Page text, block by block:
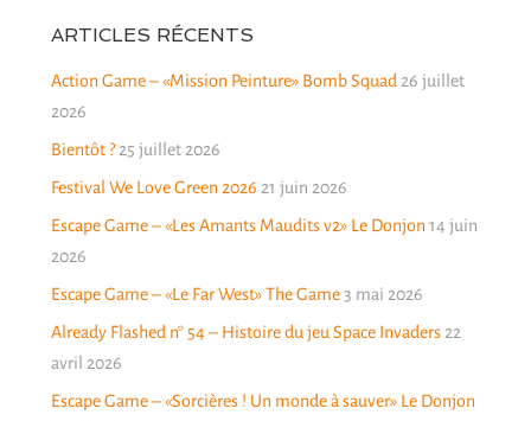
ARTICLES RÉCENTS
Action Game – «Mission Peinture» Bomb Squad 26 juillet
2026
Bientôt ? 25 juillet 2026
Festival We Love Green 2026 21 juin 2026
Escape Game – «Les Amants Maudits v2» Le Donjon 14 juin
2026
Escape Game – «Le Far West» The Game 3 mai 2026
Already Flashed n° 54 – Histoire du jeu Space Invaders 22
avril 2026
Escape Game – «Sorcières ! Un monde à sauver» Le Donjon